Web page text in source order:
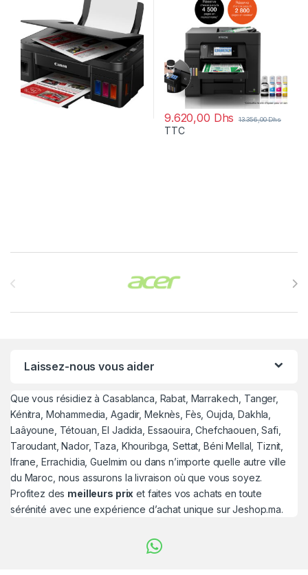
9.620,00 Dhs 13.356,00Dhs
TTC
Laissez-nous vous aider
Que vous résidiez à Casablanca, Rabat, Marrakech, Tanger,
Kénitra, Mohammedia, Agadir, Meknès, Fès, Oujda, Dakhla,
Laâyoune, Tétouan, El Jadida, Essaouira, Chefchaouen, Safi,
Taroudant, Nador, Taza, Khouribga, Settat, Béni Mellal, Tiznit,
Ifrane, Errachidia, Guelmim ou dans n’importe quelle autre ville
du Maroc, nous assurons la livraison où que vous soyez.
Profitez des meilleurs prix et faites vos achats en toute
sérénité avec une expérience d’achat unique sur Jeshop.ma.